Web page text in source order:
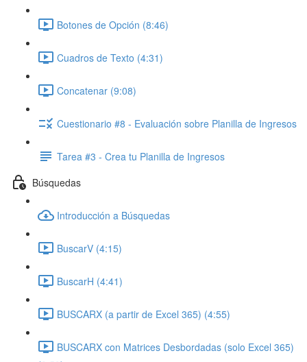
Botones de Opción (8:46)
Cuadros de Texto (4:31)
Concatenar (9:08)
Cuestionario #8 - Evaluación sobre Planilla de Ingresos
Tarea #3 - Crea tu Planilla de Ingresos
Búsquedas
Introducción a Búsquedas
BuscarV (4:15)
BuscarH (4:41)
BUSCARX (a partir de Excel 365) (4:55)
BUSCARX con Matrices Desbordadas (solo Excel 365)